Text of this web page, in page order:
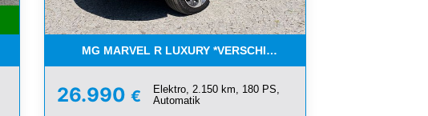
4MATIC*AUTOMATIK*NAVI*LED
MG MARVEL R LUXURY *VERSCHIEDENE FARBEN
26.990€
Elektro, 2.150 km, 180 PS,
Automatik